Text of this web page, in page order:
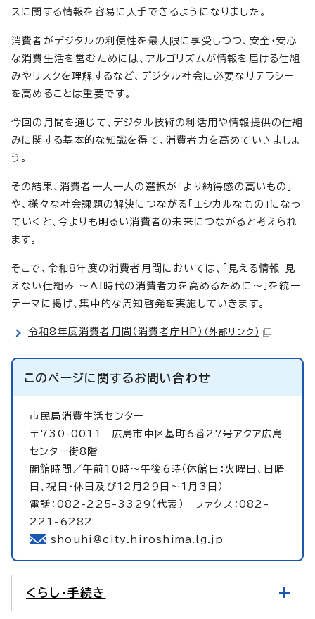
スに関する情報を容易に入手できるようになりました。
消費者がデジタルの利便性を最大限に享受しつつ、安全・安心
な消費生活を営むためには、アルゴリズムが情報を届ける仕組
みやリスクを理解するなど、デジタル社会に必要なリテラシー
を高めることは重要です。
今回の月間を通じて、デジタル技術の利活用や情報提供の仕組
みに関する基本的な知識を得て、消費者力を高めていきましょ
う。
その結果、消費者一人一人の選択が「より納得感の高いもの」
や、様々な社会課題の解決につながる「エシカルなもの」になっ
ていくと、今よりも明るい消費者の未来につながると考えられ
ます。
そこで、令和8年度の消費者月間においては、「見える情報 見
えない仕組み ～AI時代の消費者力を高めるために～」を統一
テーマに掲げ、集中的な周知啓発を実施していきます。
令和8年度消費者月間（消費者庁HP） （外部リンク）
このページに関するお問い合わせ
市民局消費生活センター
〒730-0011 広島市中区基町6番27号アクア広島
センター街8階
開館時間／午前10時～午後6時（休館日：火曜日、日曜
日、祝日・休日及び12月29日～1月3日）
電話：082-225-3329（代表） ファクス：082-
221-6282
shouhi@city.hiroshima.lg.jp
くらし・手続き